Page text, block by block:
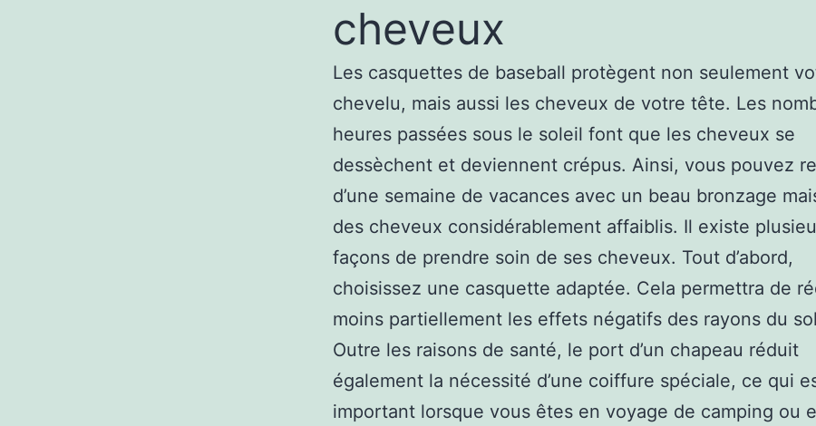
cheveux
Les casquettes de baseball protègent non seulement
chevelu, mais aussi les cheveux de votre tête. Les
heures passées sous le soleil font que les cheveux se
dessèchent et deviennent crépus. Ainsi, vous pouvez
d’une semaine de vacances avec un beau bronzage
des cheveux considérablement affaiblis. Il existe
façons de prendre soin de ses cheveux. Tout d’abord,
choisissez une casquette adaptée. Cela permettra de
moins partiellement les effets négatifs des rayons du
Outre les raisons de santé, le port d’un chapeau réduit
également la nécessité d’une coiffure spéciale, ce qui
important lorsque vous êtes en voyage de camping ou